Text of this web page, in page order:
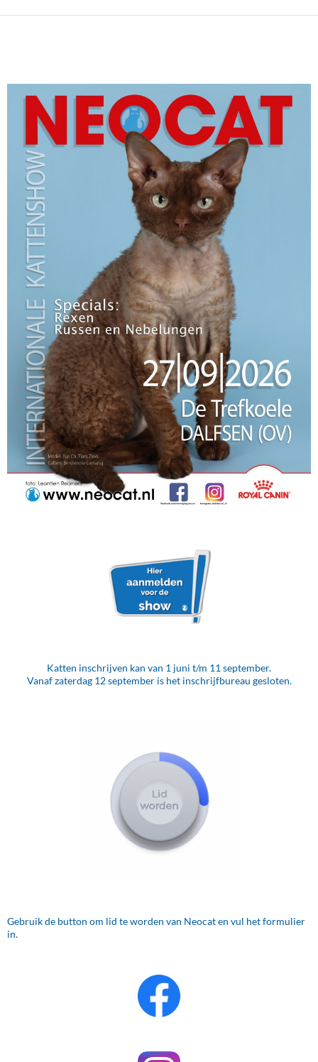
Katten inschrijven kan van 1 juni t/m 11 september.
Vanaf zaterdag 12 september is het inschrijfbureau gesloten.
Gebruik de button om lid te worden van Neocat en vul het formulier
in.